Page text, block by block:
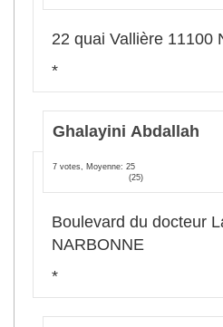
22 quai Vallière 11100
*
Ghalayini Abdallah
7 votes, Moyenne: 25
(25)
Boulevard du docteur
NARBONNE
*